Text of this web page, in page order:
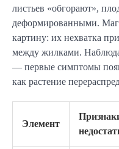
листьев «обгорают»,
деформированными.
картину: их нехватка
между жилками.
— первые симптомы
как растение
Элемент